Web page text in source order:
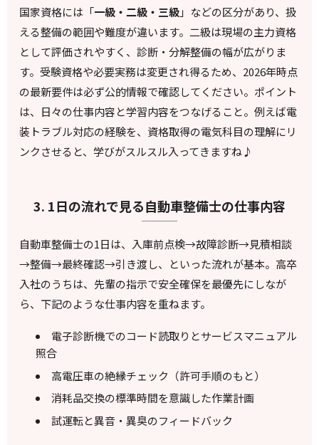
国家資格には「一級・二級・三級」などの区分があり、扱
える整備の範囲や難度が違います。二級は現場の主力資格
として評価されやすく、診断・分解整備の幅が広がりま
す。受験資格や必要実務は変更され得るため、2026年時点
の最新要件は必ず公的情報で確認してください。ポイント
は、日々の仕事内容と学習内容をつなげること。例えば電
装トラブル対応の経験を、資格取得の電気科目の理解にリ
ンクさせると、学びがスルスル入ってきますね♪
3. 1日の流れで見る自動車整備士の仕事内容
自動車整備士の1日は、入庫前点検→故障診断→見積相談
→整備→最終確認→引き渡し、といった流れが基本。高卒
入社のうちは、先輩の指示で安全確保を最優先にしなが
ら、下記のような仕事内容を重ねます。
電子診断機でのコード読取りとサービスマニュアル
照合
高電圧車の絶縁チェック（許可手順のもと）
消耗品交換の標準時間を意識した作業計画
試運転と異音・異臭のフィードバック